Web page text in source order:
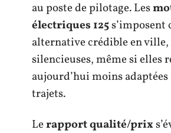
au poste de pilotage. Les
électriques 125s’imposent
alternative crédible en ville,
silencieuses, même si elles
aujourd’hui moins
trajets.
Lerapport qualité/prix